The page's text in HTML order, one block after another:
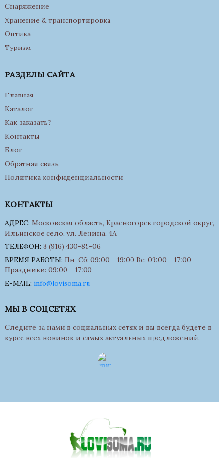
Снаряжение
Хранение & транспортировка
Оптика
Туризм
РАЗДЕЛЫ САЙТА
Главная
Каталог
Как заказать?
Контакты
Блог
Обратная связь
Политика конфиденциальности
КОНТАКТЫ
АДРЕС: Московская область, Красногорск городской округ,
Ильинское село, ул. Ленина, 4А
ТЕЛЕФОН: 8 (916) 430-85-06
ВРЕМЯ РАБОТЫ: Пн-Сб: 09:00 - 19:00 Вс: 09:00 - 17:00
Праздники: 09:00 - 17:00
E-MAIL: info@lovisoma.ru
МЫ В СОЦСЕТЯХ
Следите за нами в социальных сетях и вы всегда будете в
курсе всех новинок и самых актуальных предложений.